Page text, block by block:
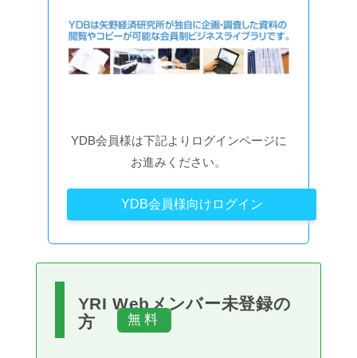
YDB会員様は下記よりログインページに
お進みください。
YDB会員様向けログイン
YRI Webメンバー未登録の
方